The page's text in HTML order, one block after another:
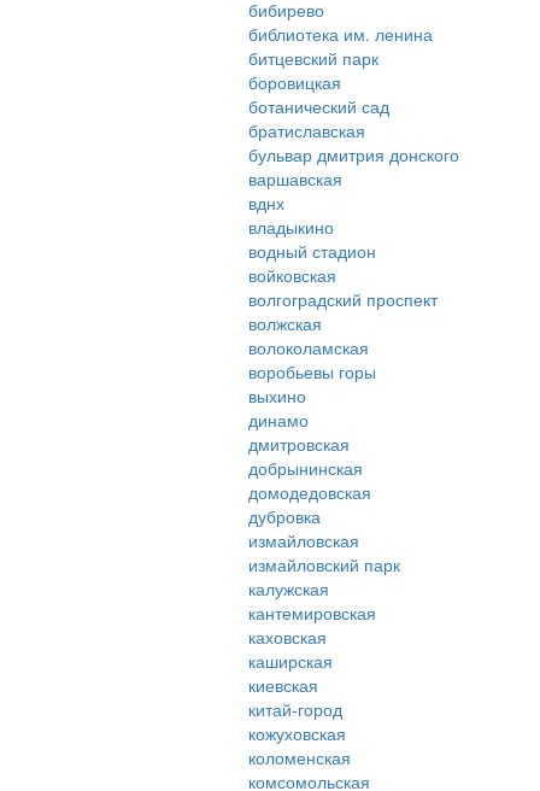
бибирево
библиотека им. ленина
битцевский парк
боровицкая
ботанический сад
братиславская
бульвар дмитрия донского
варшавская
вднх
владыкино
водный стадион
войковская
волгоградский проспект
волжская
волоколамская
воробьевы горы
выхино
динамо
дмитровская
добрынинская
домодедовская
дубровка
измайловская
измайловский парк
калужская
кантемировская
каховская
каширская
киевская
китай-город
кожуховская
коломенская
комсомольская